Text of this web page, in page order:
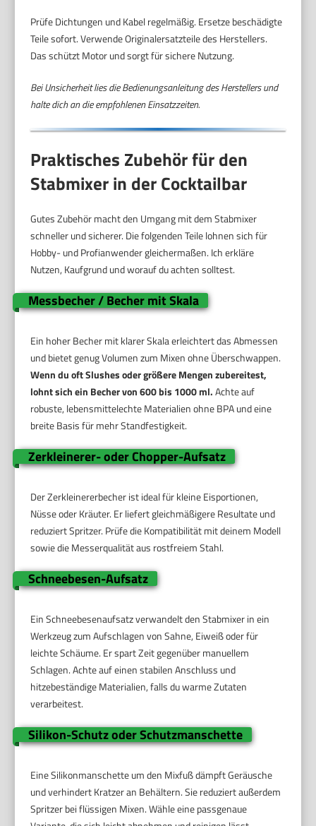
Prüfe Dichtungen und Kabel regelmäßig. Ersetze beschädigte
Teile sofort. Verwende Originalersatzteile des Herstellers.
Das schützt Motor und sorgt für sichere Nutzung.
Bei Unsicherheit lies die Bedienungsanleitung des Herstellers und
halte dich an die empfohlenen Einsatzzeiten.
Praktisches Zubehör für den
Stabmixer in der Cocktailbar
Gutes Zubehör macht den Umgang mit dem Stabmixer
schneller und sicherer. Die folgenden Teile lohnen sich für
Hobby- und Profianwender gleichermaßen. Ich erkläre
Nutzen, Kaufgrund und worauf du achten solltest.
Messbecher / Becher mit Skala
Ein hoher Becher mit klarer Skala erleichtert das Abmessen
und bietet genug Volumen zum Mixen ohne Überschwappen.
Wenn du oft Slushes oder größere Mengen zubereitest,
lohnt sich ein Becher von 600 bis 1000 ml.Achte auf
robuste, lebensmittelechte Materialien ohne BPA und eine
breite Basis für mehr Standfestigkeit.
Zerkleinerer- oder Chopper-Aufsatz
Der Zerkleinererbecher ist ideal für kleine Eisportionen,
Nüsse oder Kräuter. Er liefert gleichmäßigere Resultate und
reduziert Spritzer. Prüfe die Kompatibilität mit deinem Modell
sowie die Messerqualität aus rostfreiem Stahl.
Schneebesen-Aufsatz
Ein Schneebesenaufsatz verwandelt den Stabmixer in ein
Werkzeug zum Aufschlagen von Sahne, Eiweiß oder für
leichte Schäume. Er spart Zeit gegenüber manuellem
Schlagen. Achte auf einen stabilen Anschluss und
hitzebeständige Materialien, falls du warme Zutaten
verarbeitest.
Silikon-Schutz oder Schutzmanschette
Eine Silikonmanschette um den Mixfuß dämpft Geräusche
und verhindert Kratzer an Behältern. Sie reduziert außerdem
Spritzer bei flüssigen Mixen. Wähle eine passgenaue